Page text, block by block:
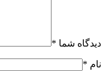
دیدگاه شما *
نام *